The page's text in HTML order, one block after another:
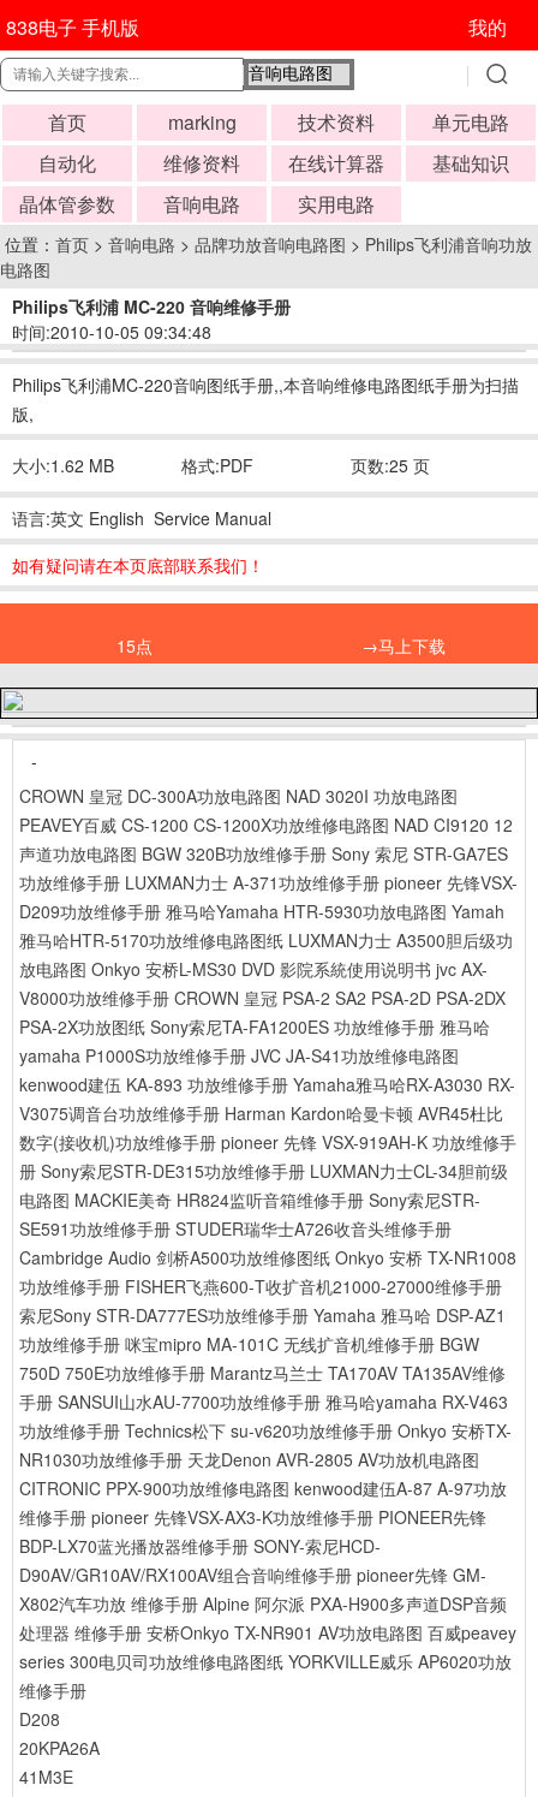
838电子 手机版 我的
首页 marking 技术资料
单元电路
自动化
维修资料 在线计算器
基础知识
晶体管参数
音响电路 实用电路
位置： 首页 > 音响电路 > 品牌功放音响电路图 > Philips飞利浦音响功放
电路图
Philips飞利浦 MC-220 音响维修手册
时间:2010-10-05 09:34:48
Philips飞利浦MC-220音响图纸手册,,本音响维修电路图纸手册为扫描
版,
大小:1.62 MB 格式:PDF 页数:25 页
语言:英文 English Service Manual
如有疑问请在本页底部联系我们！
15点 →马上下载
-
CROWN 皇冠 DC-300A功放电路图 NAD 3020I 功放电路图
PEAVEY百威 CS-1200 CS-1200X功放维修电路图 NAD CI9120 12
声道功放电路图 BGW 320B功放维修手册 Sony 索尼 STR-GA7ES
功放维修手册 LUXMAN力士 A-371功放维修手册 pioneer 先锋VSX-
D209功放维修手册 雅马哈Yamaha HTR-5930功放电路图 Yamah
雅马哈HTR-5170功放维修电路图纸 LUXMAN力士 A3500胆后级功
放电路图 Onkyo 安桥L-MS30 DVD 影院系統使用说明书 jvc AX-
V8000功放维修手册 CROWN 皇冠 PSA-2 SA2 PSA-2D PSA-2DX
PSA-2X功放图纸 Sony索尼TA-FA1200ES 功放维修手册 雅马哈
yamaha P1000S功放维修手册 JVC JA-S41功放维修电路图
kenwood建伍 KA-893 功放维修手册 Yamaha雅马哈RX-A3030 RX-
V3075调音台功放维修手册 Harman Kardon哈曼卡顿 AVR45杜比
数字(接收机)功放维修手册 pioneer 先锋 VSX-919AH-K 功放维修手
册 Sony索尼STR-DE315功放维修手册 LUXMAN力士CL-34胆前级
电路图 MACKIE美奇 HR824监听音箱维修手册 Sony索尼STR-
SE591功放维修手册 STUDER瑞华士A726收音头维修手册
Cambridge Audio 剑桥A500功放维修图纸 Onkyo 安桥 TX-NR1008
功放维修手册 FISHER飞燕600-T收扩音机21000-27000维修手册
索尼Sony STR-DA777ES功放维修手册 Yamaha 雅马哈 DSP-AZ1
功放维修手册 咪宝mipro MA-101C 无线扩音机维修手册 BGW
750D 750E功放维修手册 Marantz马兰士 TA170AV TA135AV维修
手册 SANSUI山水AU-7700功放维修手册 雅马哈yamaha RX-V463
功放维修手册 Technics松下 su-v620功放维修手册 Onkyo 安桥TX-
NR1030功放维修手册 天龙Denon AVR-2805 AV功放机电路图
CITRONIC PPX-900功放维修电路图 kenwood建伍A-87 A-97功放
维修手册 pioneer 先锋VSX-AX3-K功放维修手册 PIONEER先锋
BDP-LX70蓝光播放器维修手册 SONY-索尼HCD-
D90AV/GR10AV/RX100AV组合音响维修手册 pioneer先锋 GM-
X802汽车功放 维修手册 Alpine 阿尔派 PXA-H900多声道DSP音频
处理器 维修手册 安桥Onkyo TX-NR901 AV功放电路图 百威peavey
series 300电贝司功放维修电路图纸 YORKVILLE威乐 AP6020功放
维修手册
D208
20KPA26A
41M3E